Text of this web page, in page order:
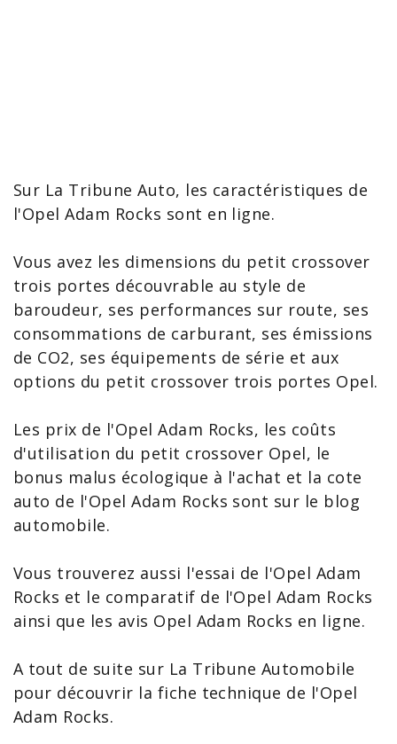
Sur La Tribune Auto, les caractéristiques de
l'Opel Adam Rocks sont en ligne.
Vous avez les dimensions du petit crossover
trois portes découvrable au style de
baroudeur, ses performances sur route, ses
consommations de carburant, ses émissions
de CO2, ses équipements de série et aux
options du petit crossover trois portes Opel.
Les prix de l'Opel Adam Rocks, les coûts
d'utilisation du petit crossover Opel, le
bonus malus écologique à l'achat et la cote
auto de l'Opel Adam Rocks sont sur le blog
automobile.
Vous trouverez aussi l'essai de l'Opel Adam
Rocks et le comparatif de l'Opel Adam Rocks
ainsi que les avis Opel Adam Rocks en ligne.
A tout de suite sur La Tribune Automobile
pour découvrir la fiche technique de l'Opel
Adam Rocks.